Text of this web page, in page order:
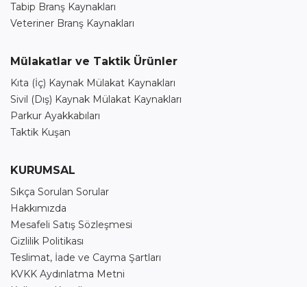
Tabip Branş Kaynakları
Veteriner Branş Kaynakları
Mülakatlar ve Taktik Ürünler
Kıta (İç) Kaynak Mülakat Kaynakları
Sivil (Dış) Kaynak Mülakat Kaynakları
Parkur Ayakkabıları
Taktik Kuşan
KURUMSAL
Sıkça Sorulan Sorular
Hakkımızda
Mesafeli Satış Sözleşmesi
Gizlilik Politikası
Teslimat, İade ve Cayma Şartları
KVKK Aydınlatma Metni